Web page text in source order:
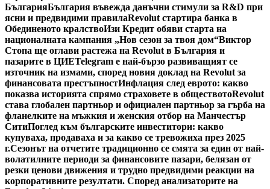
БългарияБългария въвежда данъчни стимули за R&D при
ясни и предвидими правилаRevolut стартира банка в
Обединеното кралствоИзи Кредит обяви старта на
националната кампания „Нов сезон за твоя дом“Виктор
Стопа ще оглави растежа на Revolut в България и
пазарите в ЦИЕTelegram е най-бързо развиващият се
източник на измами, според новия доклад на Revolut за
финансовата престъпностИнфлация след еврото: какво
показва историята спрямо страховете в обществотоRevolut
става глобален партньор и официален партньор за гърба на
фланелките на мъжкия и женския отбор на Манчестър
СитиПоглед към българските инвеститори: какво
купуваха, продаваха и за какво се тревожиха през 2025
г.Сезонът на отчетите традиционно се смята за един от най-
волатилните периоди за финансовите пазари, белязан от
резки ценови движения и трудно предвидими реакции на
корпоративните резултати. Според анализаторите на